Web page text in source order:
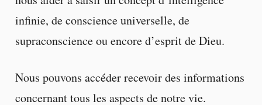
infinie, de conscience universelle, de
supraconscience ou encore d’esprit de Dieu.
Nous pouvons accéder recevoir des informations
concernant tous les aspects de notre vie.